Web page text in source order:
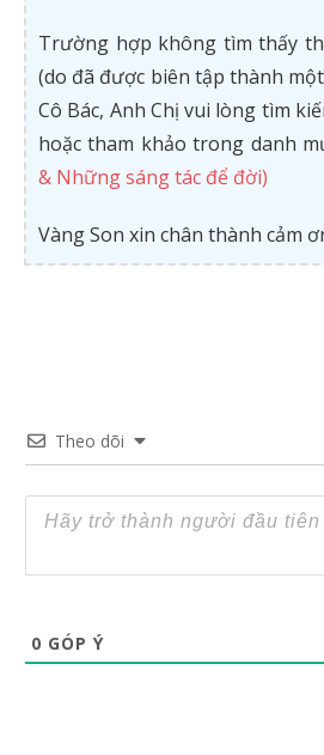
Trường hợp không tìm thấy
(do đã được biên tập thành
Cô Bác, Anh Chị vui lòng tìm
hoặc tham khảo trong danh
& Những sáng tác để đời)
Vàng Son xin chân thành cảm
Theo dõi
0 GÓP Ý